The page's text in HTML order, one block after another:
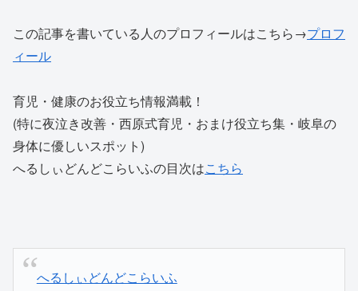
この記事を書いている人のプロフィールはこちら→プロフ
ィール
育児・健康のお役立ち情報満載！
(特に夜泣き改善・西原式育児・おまけ役立ち集・岐阜の
身体に優しいスポット)
へるしぃどんどこらいふの目次はこちら
へるしぃどんどこらいふ